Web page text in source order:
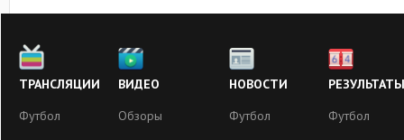
ТРАНСЛЯЦИИ
Футбол
ВИДЕО
Обзоры
НОВОСТИ
Футбол
РЕЗУЛЬТАТЫ
Футбол